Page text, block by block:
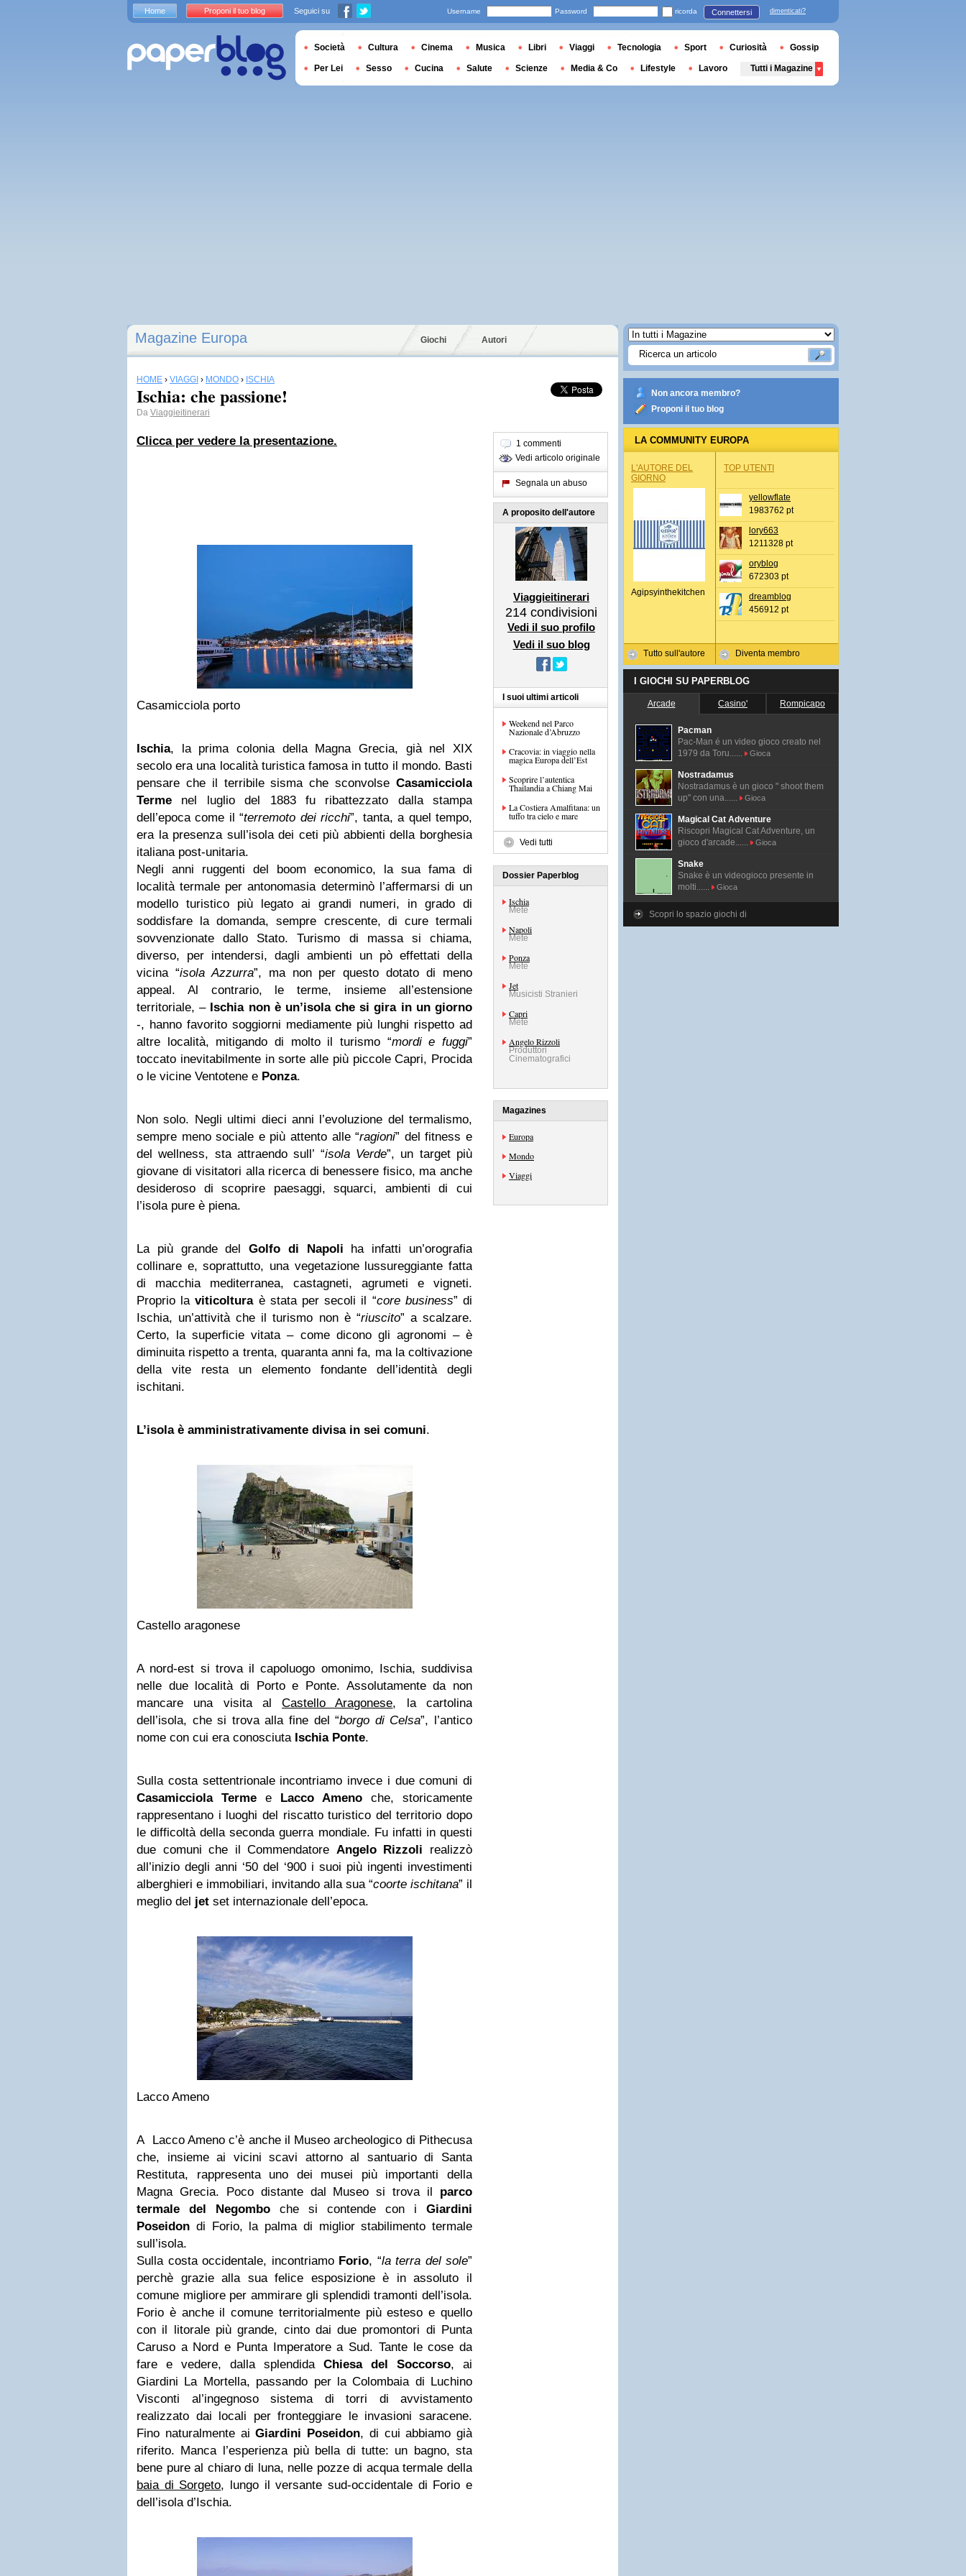
Magazine Europa Giochi Autori
HOME › VIAGGI › MONDO › ISCHIA
Ischia: che passione!
Da Viaggieitinerari
Clicca per vedere la presentazione.
Casamicciola porto
Ischia, la prima colonia della Magna Grecia, già nel XIX
secolo era una località turistica famosa in tutto il mondo. Basti
pensare che il terribile sisma che sconvolse Casamicciola
Terme nel luglio del 1883 fu ribattezzato dalla stampa
dell’epoca come il “terremoto dei ricchi”, tanta, a quel tempo,
era la presenza sull’isola dei ceti più abbienti della borghesia
italiana post-unitaria.
Negli anni ruggenti del boom economico, la sua fama di
località termale per antonomasia determinò l’affermarsi di un
modello turistico più legato ai grandi numeri, in grado di
soddisfare la domanda, sempre crescente, di cure termali
sovvenzionate dallo Stato. Turismo di massa si chiama,
diverso, per intendersi, dagli ambienti un pò effettati della
vicina “isola Azzurra”, ma non per questo dotato di meno
appeal. Al contrario, le terme, insieme all’estensione
territoriale, – Ischianon è un’isola che si gira in un giorno
-, hanno favorito soggiorni mediamente più lunghi rispetto ad
altre località, mitigando di molto il turismo “mordi e fuggi”
toccato inevitabilmente in sorte alle più piccole Capri, Procida
o le vicine Ventotene e Ponza.
Non solo. Negli ultimi dieci anni l’evoluzione del termalismo,
sempre meno sociale e più attento alle “ragioni” del fitness e
del wellness, sta attraendo sull’ “isola Verde”, un target più
giovane di visitatori alla ricerca di benessere fisico, ma anche
desideroso di scoprire paesaggi, squarci, ambienti di cui
l’isola pure è piena.
La più grande delGolfo di Napoli
ha infatti un’orografia
collinare e, soprattutto, una vegetazione lussureggiante fatta
di macchia mediterranea, castagneti, agrumeti e vigneti.
Proprio laviticolturaè stata per secoli il “core business” di
Ischia, un’attività che il turismo non è “riuscito” a scalzare.
Certo, la superficie vitata – come dicono gli agronomi – è
diminuita rispetto a trenta, quaranta anni fa, ma la coltivazione
della vite resta un elemento fondante dell’identità degli
ischitani.
L’isola è amministrativamente divisa in sei comuni.
Castello aragonese
A nord-est si trova il capoluogo omonimo, Ischia, suddivisa
nelle due località di Porto e Ponte. Assolutamente da non
mancare una visita alCastello Aragonese, la cartolina
dell’isola, che si trova alla fine del “borgo di Celsa”, l’antico
nome con cui era conosciuta Ischia Ponte.
Sulla costa settentrionale incontriamo invece i due comuni di
Casamicciola Terme e Lacco Ameno che, storicamente
rappresentano i luoghi del riscatto turistico del territorio dopo
le difficoltà della seconda guerra mondiale. Fu infatti in questi
due comuni che il Commendatore Angelo Rizzoli realizzò
all’inizio degli anni ‘50 del ‘900 i suoi più ingenti investimenti
alberghieri e immobiliari, invitando alla sua “coorte ischitana” il
meglio del jet set internazionale dell’epoca.
Lacco Ameno
A Lacco Ameno c’è anche il Museo archeologico di Pithecusa
che, insieme ai vicini scavi attorno al santuario di Santa
Restituta, rappresenta uno dei musei più importanti della
Magna Grecia. Poco distante dal Museo si trova il parco
termale del Negombo che si contende con i Giardini
Poseidon di Forio, la palma di miglior stabilimento termale
sull’isola.
Sulla costa occidentale, incontriamo Forio, “la terra del sole”
perchè grazie alla sua felice esposizione è in assoluto il
comune migliore per ammirare gli splendidi tramonti dell’isola.
Forio è anche il comune territorialmente più esteso e quello
con il litorale più grande, cinto dai due promontori di Punta
Caruso a Nord e Punta Imperatore a Sud. Tante le cose da
fare e vedere, dalla splendida Chiesa del Soccorso, ai
Giardini La Mortella, passando per la Colombaia di Luchino
Visconti al’ingegnoso sistema di torri di avvistamento
realizzato dai locali per fronteggiare le invasioni saracene.
Fino naturalmente aiGiardini Poseidon, di cui abbiamo già
riferito. Manca l’esperienza più bella di tutte: un bagno, sta
bene pure al chiaro di luna, nelle pozze di acqua termale della
baia di Sorgeto, lungo il versante sud-occidentale di Forio e
dell’isola d’Ischia.
1 commenti
Vedi articolo originale
Segnala un abuso
A proposito dell'autore
Viaggieitinerari
214 condivisioni
Vedi il suo profilo
Vedi il suo blog
I suoi ultimi articoli
Weekend nel Parco
Nazionale d’Abruzzo
Cracovia: in viaggio nella
magica Europa dell’Est
Scoprire l’autentica
Thailandia a Chiang Mai
La Costiera Amalfitana: un
tuffo tra cielo e mare
Vedi tutti
Dossier Paperblog
Ischia
Mete
Napoli
Mete
Ponza
Mete
Jet
Musicisti Stranieri
Capri
Mete
Angelo Rizzoli
Produttori
Cinematografici
Magazines
Europa
Mondo
Viaggi
Non ancora membro?
Proponi il tuo blog
LA COMMUNITY EUROPA
L'AUTORE DEL
GIORNO
Agipsyinthekitchen
Tutto sull'autore
TOP UTENTI
yellowflate
1983762 pt
lory663
1211328 pt
oryblog
672303 pt
dreamblog
456912 pt
Diventa membro
I GIOCHI SU PAPERBLOG
Arcade Casino' Rompicapo
Pacman
Pac-Man é un video gioco creato nel
1979 da Toru......
Gioca
Nostradamus
Nostradamus è un gioco " shoot them
up" con una......
Gioca
Magical Cat Adventure
Riscopri Magical Cat Adventure, un
gioco d'arcade......
Gioca
Snake
Snake è un videogioco presente in
molti......
Gioca
Scopri lo spazio giochi di
Home Proponi il tuo blog Seguici su Username Password ricorda Connettersi dimenticati?
Società Cultura Cinema Musica Libri Viaggi Tecnologia Sport Curiosità Gossip
Per Lei Sesso Cucina Salute Scienze Media & Co Lifestyle Lavoro Tutti i Magazine